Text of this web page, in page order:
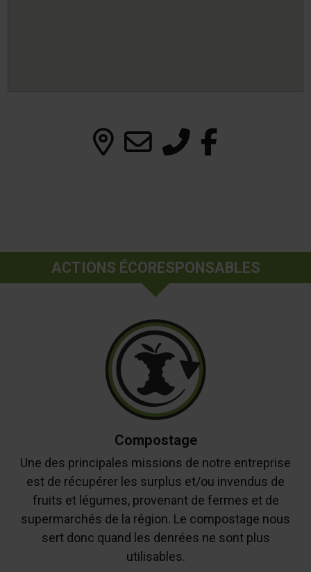
ACTIONS ÉCORESPONSABLES
Compostage
Une des principales missions de notre entreprise
est de récupérer les surplus et/ou invendus de
fruits et légumes, provenant de fermes et de
supermarchés de la région. Le compostage nous
sert donc quand les denrées ne sont plus
utilisables.